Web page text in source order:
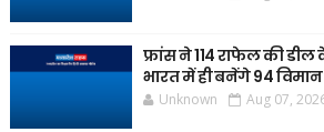
फ्रांस ने 114 राफेल की
भारत में ही बनेंगे 94 विमान
Unknown Aug 07,